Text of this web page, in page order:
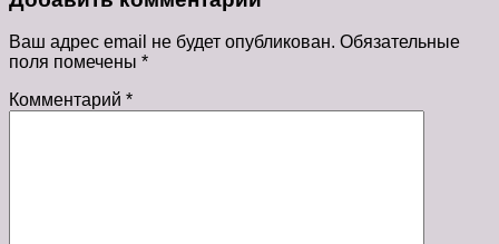
Ваш адрес email не будет опубликован. Обязательные
поля помечены *
Комментарий *